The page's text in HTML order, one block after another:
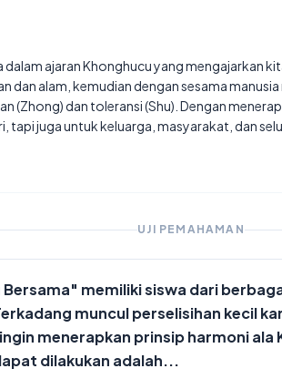
ajaran Khonghucu yang mengajarkan
dan alam, kemudian dengan sesama
(Zhong) dan toleransi (Shu). Dengan
tapi juga untuk keluarga, masyarakat, dan
UJI PEMAHAMAN
Bersama" memiliki siswa dari
muncul perselisihan kecil
menerapkan prinsip harmoni
dilakukan adalah...